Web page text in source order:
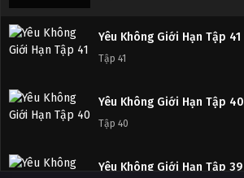
Yêu Không Giới Hạn Tập 41
Tập 41
Yêu Không Giới Hạn Tập 40
Tập 40
Yêu Không Giới Hạn Tập 39